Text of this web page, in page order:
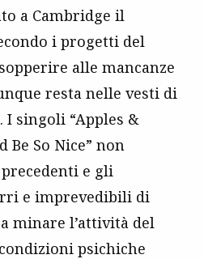
a Cambridge il
i progetti del
alle mancanze
resta nelle vesti di
singoli “Apples &
Be So Nice” non
e gli
e imprevedibili di
minare l’attività del
psichiche